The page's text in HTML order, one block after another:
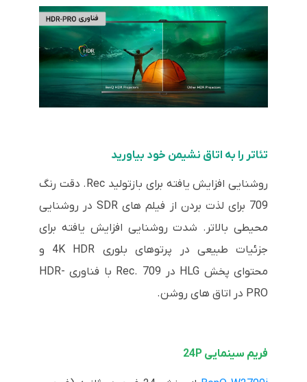
تئاتر را به اتاق نشیمن خود بیاورید
روشنایی افزایش یافته برای بازتولید Rec. دقت رنگ
709 برای لذت بردن از فیلم های SDR در روشنایی
محیطی بالاتر. شدت روشنایی افزایش یافته برای
جزئیات طبیعی در پرتوهای بلوری 4K HDR و
محتوای پخش HLG در Rec. 709 با فناوری HDR-
PRO در اتاق های روشن.
فریم سینمایی 24P